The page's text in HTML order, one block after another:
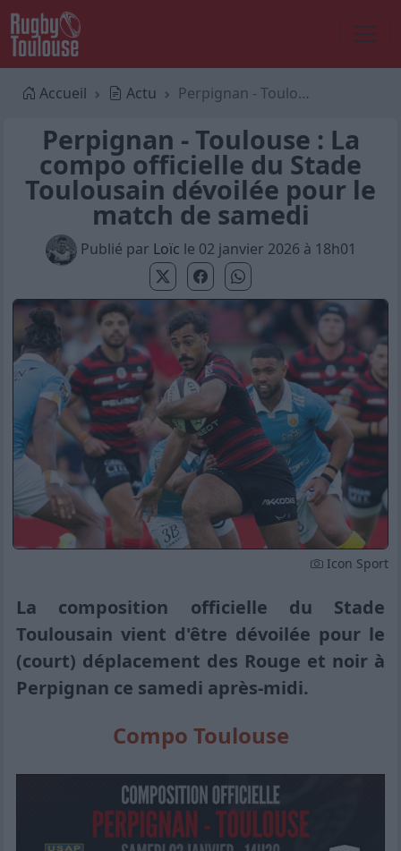
Accueil Actu Perpignan - Toulouse : La compo officielle du Stade Toulousain dévoilée pour le match de samedi
Perpignan - Toulouse : La
compo officielle du Stade
Toulousain dévoilée pour le
match de samedi
Publié par Loïc le 02 janvier 2026 à 18h01
Icon Sport
La composition officielle du Stade
Toulousain vient d'être dévoilée pour le
(court) déplacement des Rouge et noir à
Perpignan ce samedi après-midi.
Compo Toulouse